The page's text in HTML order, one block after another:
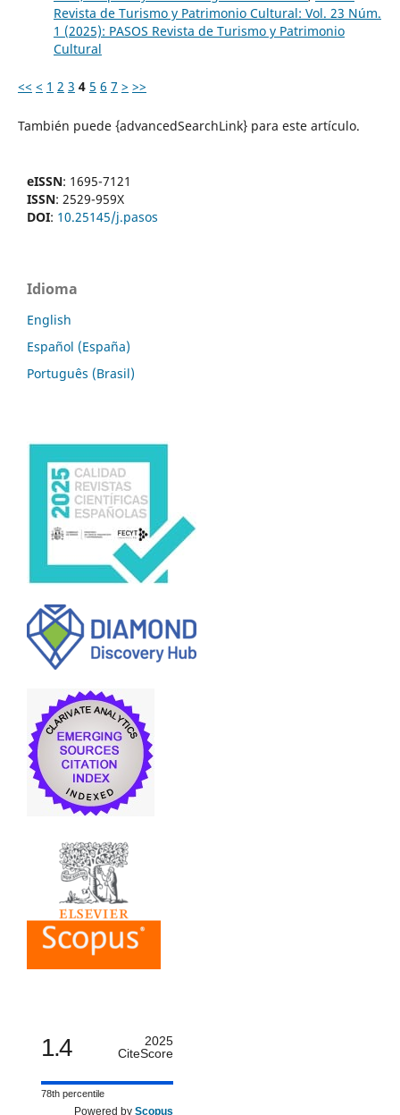
Revista de Turismo y Patrimonio Cultural: Vol. 23 Núm.
1 (2025): PASOS Revista de Turismo y Patrimonio
Cultural
<< < 1 2 3 4 5 6 7 > >>
También puede {advancedSearchLink} para este artículo.
eISSN: 1695-7121
ISSN: 2529-959X
DOI: 10.25145/j.pasos
Idioma
English
Español (España)
Português (Brasil)
1.4
2025
CiteScore
78th percentile
Powered by Scopus